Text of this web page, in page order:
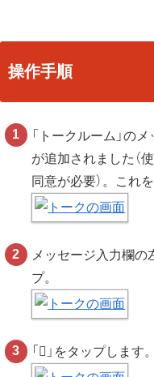
操作手順
「トークルーム」の
が追加されました（
同意が必要）。これ
メッセージ入力欄の
プ。
「 」をタップします。